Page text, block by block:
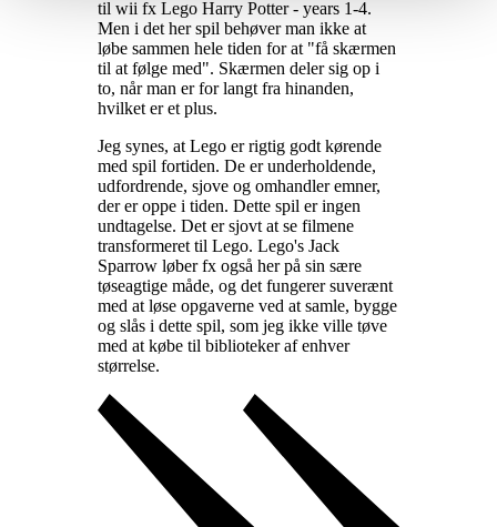
til wii fx Lego Harry Potter - years 1-4.
Men i det her spil behøver man ikke at
løbe sammen hele tiden for at "få skærmen
til at følge med". Skærmen deler sig op i
to, når man er for langt fra hinanden,
hvilket er et plus.
Jeg synes, at Lego er rigtig godt kørende
med spil fortiden. De er underholdende,
udfordrende, sjove og omhandler emner,
der er oppe i tiden. Dette spil er ingen
undtagelse. Det er sjovt at se filmene
transformeret til Lego. Lego's Jack
Sparrow løber fx også her på sin sære
tøseagtige måde, og det fungerer suverænt
med at løse opgaverne ved at samle, bygge
og slås i dette spil, som jeg ikke ville tøve
med at købe til biblioteker af enhver
størrelse.